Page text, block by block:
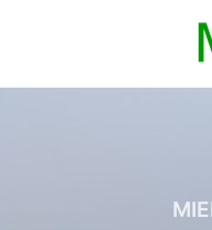
inhoud